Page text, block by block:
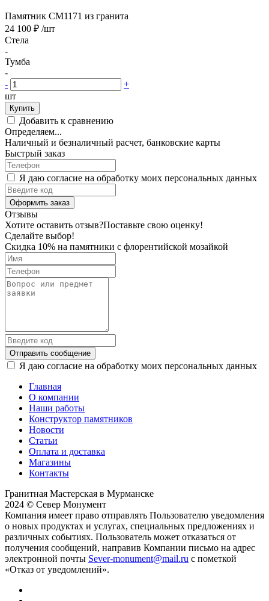
Памятник CM1171 из гранита
24 100 ₽ /шт
Стела
-
Тумба
-
-
+
шт
Купить
Добавить к сравнению
Определяем...
Наличный и безналичный расчет, банковские карты
Быстрый заказ
Я даю согласие на обработку моих персональных данных
Оформить заказ
Отзывы
Хотите оставить отзыв?Поставьте свою оценку!
Сделайте выбор!
Скидка 10% на памятники с флорентийской мозайкой
Отправить сообщение
Я даю согласие на обработку моих персональных данных
Главная
О компании
Наши работы
Конструктор памятников
Новости
Статьи
Оплата и доставка
Магазины
Контакты
Гранитная Мастерская в Мурманске
2024 © Север Монумент
Компания имеет право отправлять Пользователю уведомления
о новых продуктах и услугах, специальных предложениях и
различных событиях. Пользователь может отказаться от
получения сообщений, направив Компании письмо на адрес
электронной почты Sever-monument@mail.ru с пометкой
«Отказ от уведомлений».